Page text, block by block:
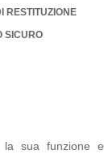
RESTITUZIONE
SICURO
la sua funzione e